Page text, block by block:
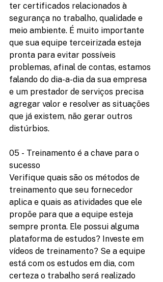
ter certificados relacionados à
segurança no trabalho, qualidade e
meio ambiente. É muito importante
que sua equipe terceirizada esteja
pronta para evitar possíveis
problemas, afinal de contas, estamos
falando do dia-a-dia da sua empresa
e um prestador de serviços precisa
agregar valor e resolver as situações
que já existem, não gerar outros
distúrbios.
05 - Treinamento é a chave para o
sucesso
Verifique quais são os métodos de
treinamento que seu fornecedor
aplica e quais as atividades que ele
propõe para que a equipe esteja
sempre pronta. Ele possui alguma
plataforma de estudos? Investe em
vídeos de treinamento? Se a equipe
está com os estudos em dia, com
certeza o trabalho será realizado